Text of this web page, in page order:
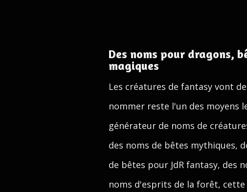
Des noms pour dragons,
magiques
Les créatures de fantasy vont
nommer reste l'un des moyens
générateur de noms de
des noms de bêtes mythiques,
de bêtes pour JdR fantasy, des
noms d'esprits de la forêt, cette